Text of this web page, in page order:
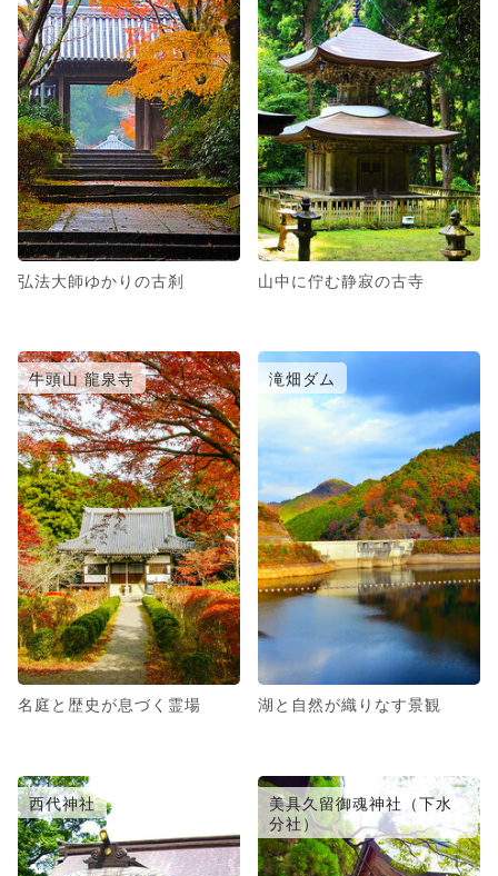
弘法大師ゆかりの古刹 山中に佇む静寂の古寺
牛頭山 龍泉寺
名庭と歴史が息づく霊場
滝畑ダム
湖と自然が織りなす景観
西代神社
美具久留御魂神社（下水
分社）